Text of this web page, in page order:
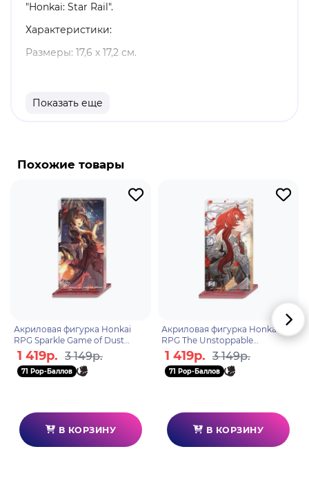
"Honkai: Star Rail".
Характеристики:
Размеры: 17,6 x 17,2 см.
Оригинальный и официально лицензированный
Руань Мэй - милый и элегантный учёный, член №
биологических наук. Своим талантом и
ужасающим упорством она привлекла внимание
Ноуса и начала исследовать происхождение
жизни в тайном уголке Вселенной. Благодаря
этому Херта пригласила её сотрудничать с
Скривлумом и Стивеном в разработке
Симулированной Вселенной.
Показать еще
Похожие товары
Акриловая фигурка Honkai
RPG Sparkle Game of Dust
6942421109877
1 419р. 3 149р.
71 Pop-Баллов
В КОРЗИНУ
Акриловая фигурка Honkai
RPG The Unstoppable
6976525009634
1 419р. 3 149р.
71 Pop-Баллов
В КОРЗИНУ